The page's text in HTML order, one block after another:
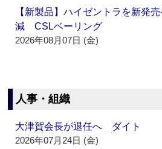
【新製品】ハイゼントラを新発
減 CSLベーリング
2026年08月07日 (金)
人事・組織
大津賀会長が退任へ ダイト
2026年07月24日 (金)